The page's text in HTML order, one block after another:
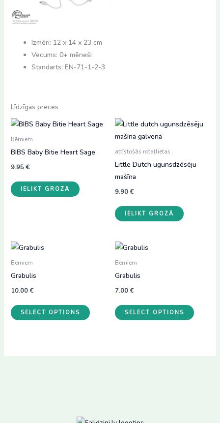
Izmēri: 12 x 14 x 23 cm
Vecums: 0+ mēneši
Standarts: EN-71-1-2-3
Līdzīgas preces
Bērniem
BIBS Baby Bitie Heart Sage
9.95€
IELIKT GROZĀ
attīstošās rotaļlietas
Little Dutch ugunsdzēsēju
mašīna
9.90€
IELIKT GROZĀ
Bērniem
Grabulis
10.00€
SELECT OPTIONS
Bērniem
Grabulis
7.00€
SELECT OPTIONS